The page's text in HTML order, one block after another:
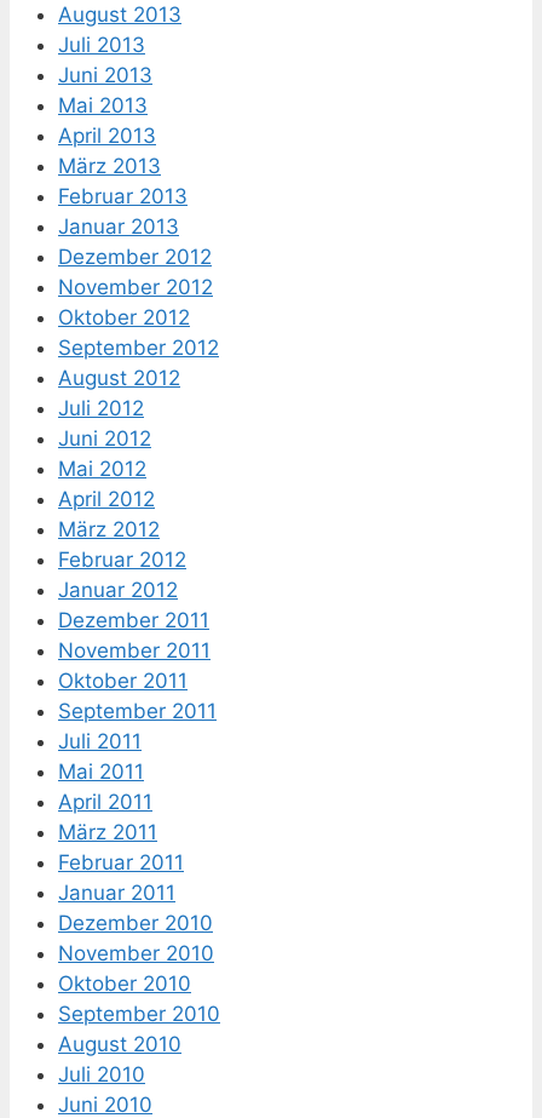
August 2013
Juli 2013
Juni 2013
Mai 2013
April 2013
März 2013
Februar 2013
Januar 2013
Dezember 2012
November 2012
Oktober 2012
September 2012
August 2012
Juli 2012
Juni 2012
Mai 2012
April 2012
März 2012
Februar 2012
Januar 2012
Dezember 2011
November 2011
Oktober 2011
September 2011
Juli 2011
Mai 2011
April 2011
März 2011
Februar 2011
Januar 2011
Dezember 2010
November 2010
Oktober 2010
September 2010
August 2010
Juli 2010
Juni 2010